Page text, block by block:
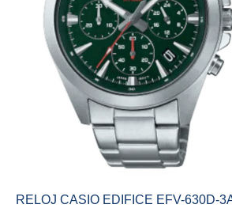
RELOJ CASIO EDIFICE EFV-630D-